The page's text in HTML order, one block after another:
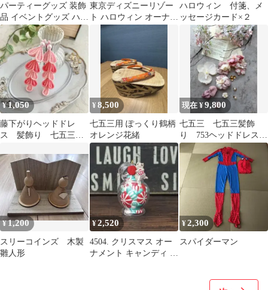
パーティーグッズ 装飾
品 イベントグッズ ハロ
ウィン 飾り 装飾 イベ
ント
東京ディズニーリゾー
ト ハロウィン オーナメ
ント
ハロウィン 付箋、メ
ッセージカード×２
¥1,050
藤下がりヘッドドレ
ス 髪飾り 七五三
まみ細工 ピンク 15
¥8,500
七五三用 ぽっくり鶴柄
オレンジ花緒
現在 ¥9,800
七五三 七五三髪飾
り 753ヘッドドレス
—きらり— ラベンダー
&オフホワイト
¥1,200
スリーコインズ 木製
雛人形
¥2,520
4504. クリスマス オー
ナメント キャンディ ヴ
¥2,300
スパイダーマン